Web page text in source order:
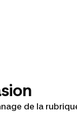
de la